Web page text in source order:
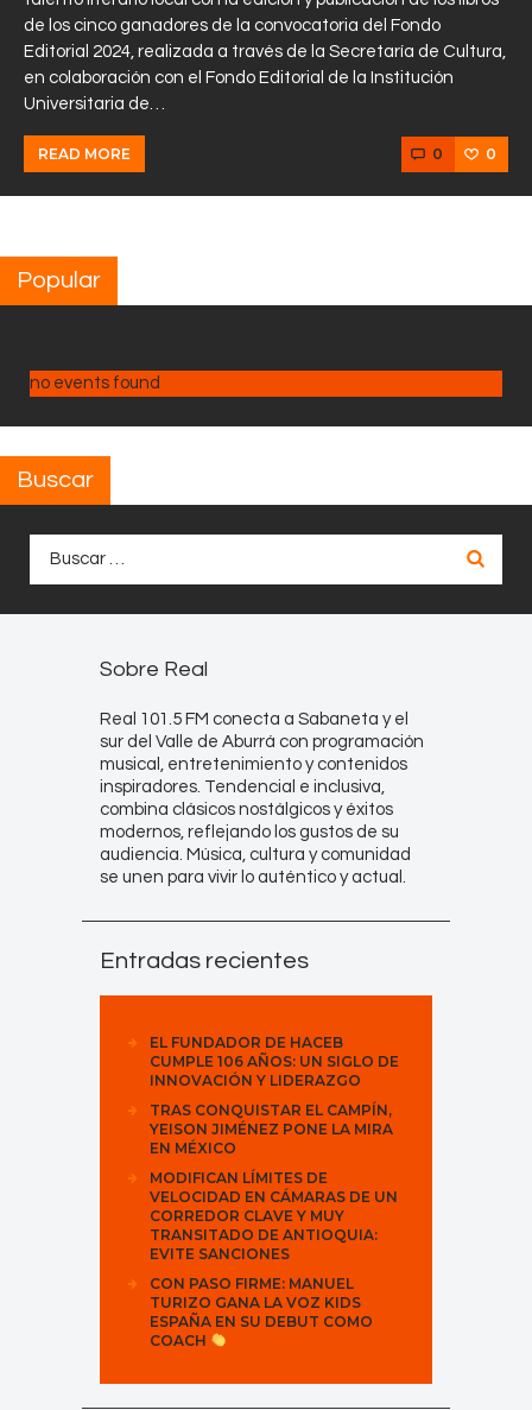
de los cinco ganadores de la convocatoria del Fondo
Editorial 2024, realizada a través de la Secretaría de Cultura,
en colaboración con el Fondo Editorial de la Institución
Universitaria de…
READ MORE 0 0
Popular
no events found
Buscar
Sobre Real
Real 101.5 FM conecta a Sabaneta y el
sur del Valle de Aburrá con programación
musical, entretenimiento y contenidos
inspiradores. Tendencial e inclusiva,
combina clásicos nostálgicos y éxitos
modernos, reflejando los gustos de su
audiencia. Música, cultura y comunidad
se unen para vivir lo auténtico y actual.
Entradas recientes
EL FUNDADOR DE HACEB
CUMPLE 106 AÑOS: UN SIGLO DE
INNOVACIÓN Y LIDERAZGO
TRAS CONQUISTAR EL CAMPÍN,
YEISON JIMÉNEZ PONE LA MIRA
EN MÉXICO
MODIFICAN LÍMITES DE
VELOCIDAD EN CÁMARAS DE UN
CORREDOR CLAVE Y MUY
TRANSITADO DE ANTIOQUIA:
EVITE SANCIONES
CON PASO FIRME: MANUEL
TURIZO GANA LA VOZ KIDS
ESPAÑA EN SU DEBUT COMO
COACH